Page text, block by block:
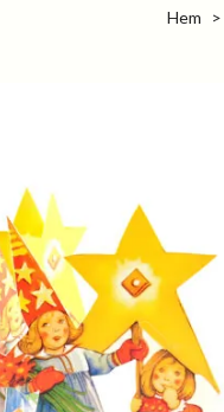
Hem